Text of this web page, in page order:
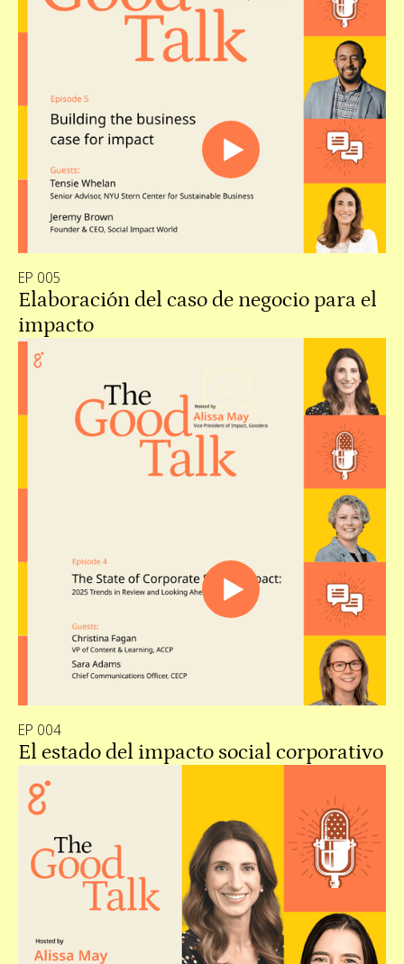
EP 005
Elaboración del caso de negocio para el
impacto
EP 004
El estado del impacto social corporativo